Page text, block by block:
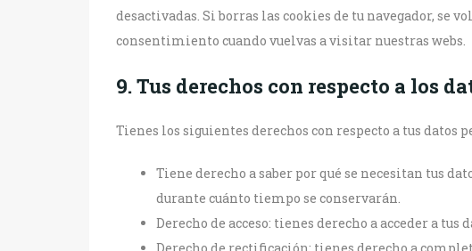
desactivadas. Si borras las cookies de tu navegador, se
consentimiento cuando vuelvas a visitar nuestras webs.
9. Tus derechos con respecto a los
Tienes los siguientes derechos con respecto a tus datos
Tiene derecho a saber por qué se necesitan tus
durante cuánto tiempo se conservarán.
Derecho de acceso: tienes derecho a acceder a tus
Derecho de rectificación: tienes derecho a